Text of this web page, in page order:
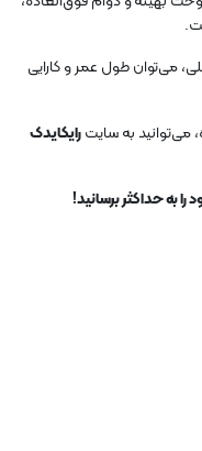
می‌توان طول عمر و کارایی
می‌توانید به سایترایکایدک
به حداکثر برسانید!